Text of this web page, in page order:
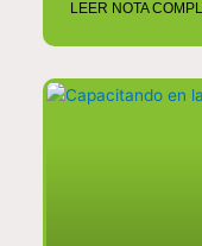
LEER NOTA